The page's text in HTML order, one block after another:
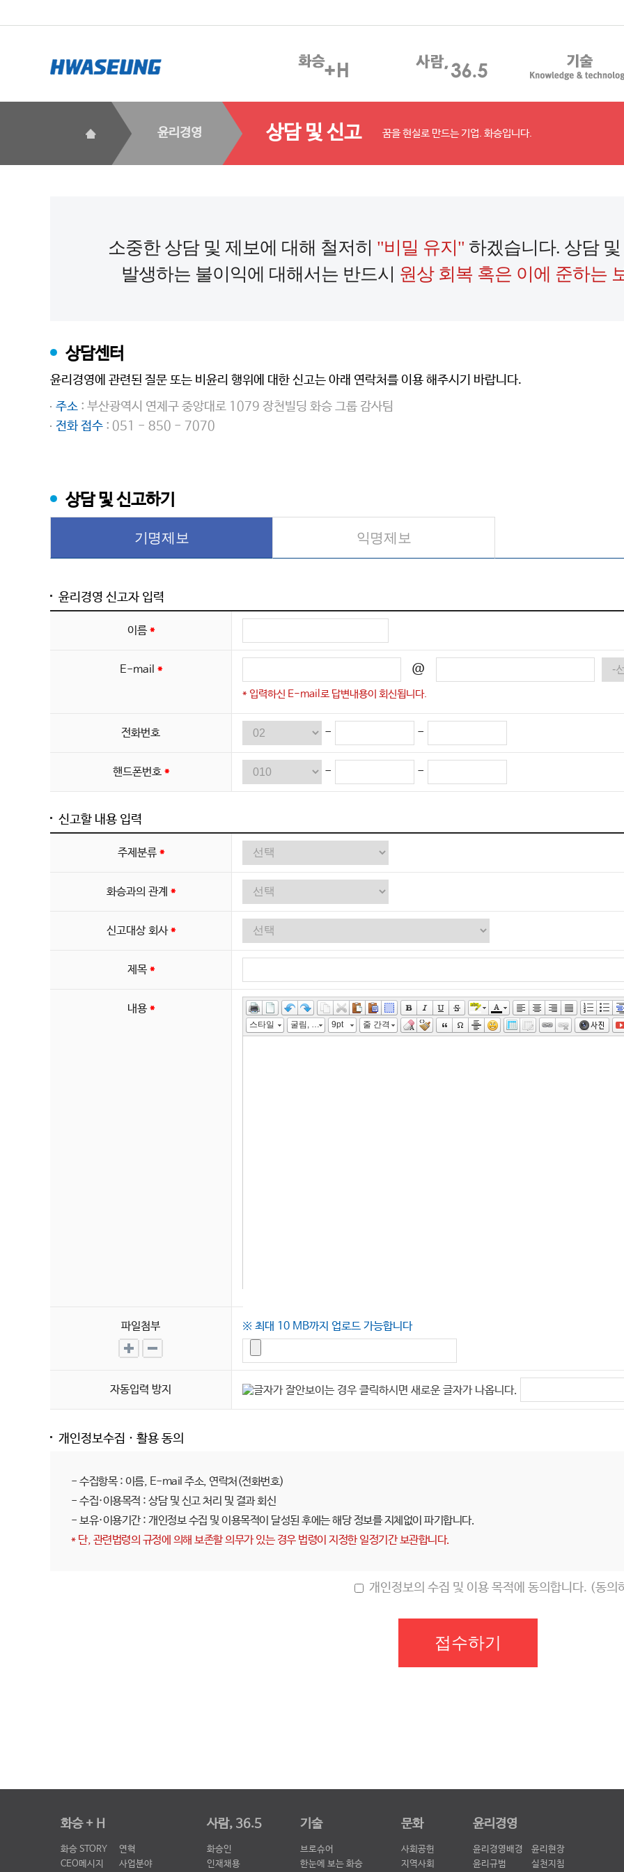
윤리경영 상담 및 신고 꿈을 현실로 만드는 기업. 화승입니다.
소중한 상담 및 제보에 대해 철저히 "비밀 유지" 하겠습니다. 상담
발생하는 불이익에 대해서는 반드시 원상 회복 혹은 이에 준하는
상담센터
윤리경영에 관련된 질문 또는 비윤리 행위에 대한 신고는 아래 연락처를 이용 해주시기 바랍니다.
주소 : 부산광역시 연제구 중앙대로 1079 장천빌딩 화승 그룹 감사팀
전화 접수 : 051 - 850 - 7070
상담 및 신고하기
기명제보 익명제보
윤리경영 신고자 입력
이름 *
E-mail * @
* 입력하신 E-mail로 답변내용이 회신됩니다.
전화번호 - -
핸드폰번호 * - -
신고할 내용 입력
주제분류 *
화승과의 관계 *
신고대상 회사*
제목 *
내용 *
스타일 굴림, 맑은 고딕, Malgun Gothic, gulim 9pt 줄 간격
파일첨부 ※ 최대 10 MB까지 업로드 가능합니다
자동입력 방지
개인정보수집 · 활용 동의
- 수집항목 : 이름, E-mail 주소, 연락처(전화번호)
- 수집·이용목적 : 상담 및 신고 처리 및 결과 회신
* 단, 관련법령의 규정에 의해 보존할 의무가 있는 경우 법령이 지정한 일정기간 보관합니다.
개인정보의 수집 및 이용 목적에 동의합니다. (동
접수하기
화승 + H
화승 STORY
연혁
CEO메시지
사업분야
사람, 36.5
화승인
인재채용
기술
브로슈어
한눈에 보는 화승
문화
사회공헌
지역사회
윤리경영
윤리경영배경
윤리현장
윤리규범
실천지침